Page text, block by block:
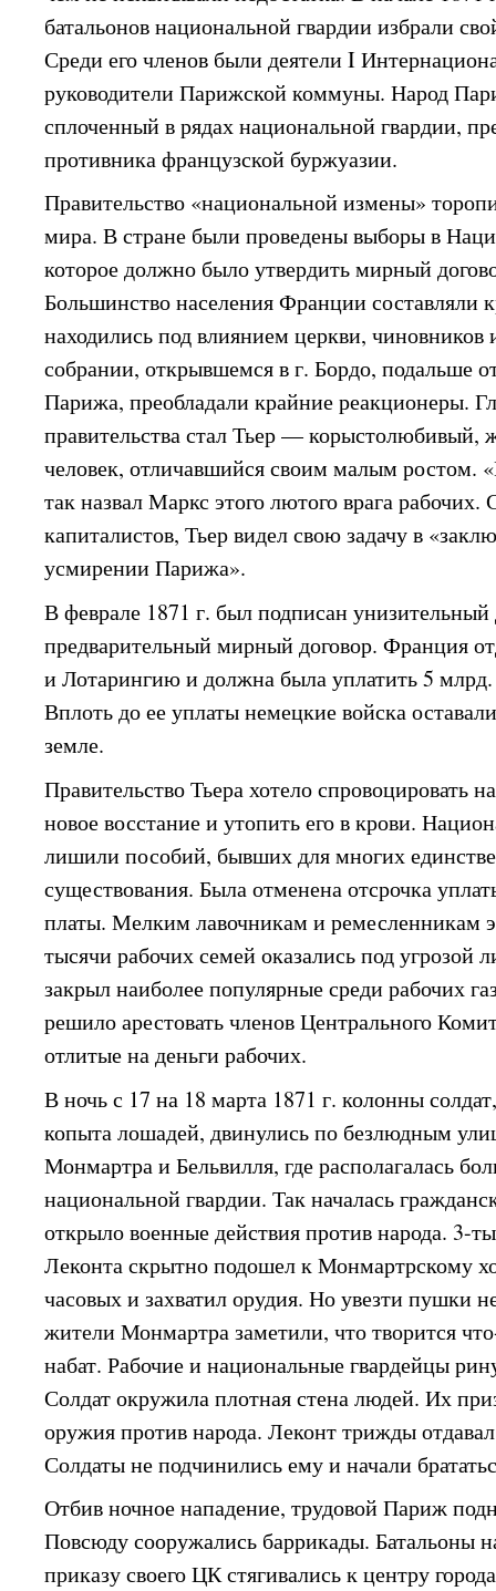
батальонов национальной гвардии избрали
Среди его членов были деятели I
руководители Парижской коммуны. Народ
сплоченный в рядах национальной гвардии,
противника французской буржуазии.
Правительство «национальной измены»
мира. В стране были проведены выборы в
которое должно было утвердить мирный
Большинство населения Франции составляли
находились под влиянием церкви,
собрании, открывшемся в г. Бордо, подальше
Парижа, преобладали крайние реакционеры.
правительства стал Тьер — корыстолюбивый,
человек, отличавшийся своим малым
так назвал Маркс этого лютого врага
капиталистов, Тьер видел свою задачу в
усмирении Парижа».
В феврале 1871 г. был подписан
предварительный мирный договор. Франция
и Лотарингию и должна была уплатить 5
Вплоть до ее уплаты немецкие войска
земле.
Правительство Тьера хотело спровоцировать
новое восстание и утопить его в крови.
лишили пособий, бывших для многих
существования. Была отменена отсрочка
платы. Мелким лавочникам и ремесленникам
тысячи рабочих семей оказались под угрозой
закрыл наиболее популярные среди рабочих
решило арестовать членов Центрального
отлитые на деньги рабочих.
В ночь с 17 на 18 марта 1871 г. колонны
копыта лошадей, двинулись по безлюдным
Монмартра и Бельвилля, где располагалась
национальной гвардии. Так началась
открыло военные действия против народа. 3-
Леконта скрытно подошел к Монмартрскому
часовых и захватил орудия. Но увезти пушки
жители Монмартра заметили, что творится
набат. Рабочие и национальные гвардейцы
Солдат окружила плотная стена людей. Их
оружия против народа. Леконт трижды
Солдаты не подчинились ему и начали
Отбив ночное нападение, трудовой Париж
Повсюду сооружались баррикады. Батальоны
приказу своего ЦК стягивались к центру